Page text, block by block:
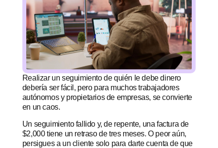
Realizar un seguimiento de quién le debe dinero
debería ser fácil, pero para muchos trabajadores
autónomos y propietarios de empresas, se convierte
en un caos.
Un seguimiento fallido y, de repente, una factura de
$2,000 tiene un retraso de tres meses. O peor aún,
persigues a un cliente solo para darte cuenta de que